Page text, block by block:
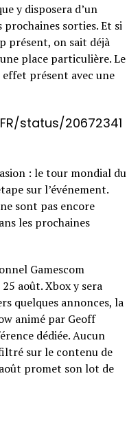
y disposera d’un
prochaines sorties. Et si
présent, on sait déjà
place particulière. Le
présent avec une
status/20672341
: le tour mondial du
sur l’événement.
sont pas encore
les prochaines
Gamescom
août. Xbox y sera
quelques annonces, la
animé par Geoff
dédiée. Aucun
sur le contenu de
promet son lot de